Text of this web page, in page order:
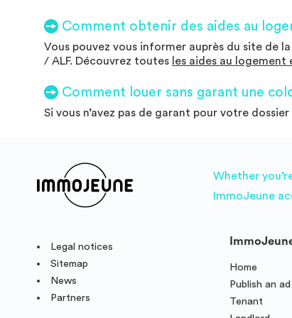
Comment obtenir des aides au
Vous pouvez vous informer auprès du site de
/ ALF. Découvrez toutes les aides au logement
Comment louer sans garant une
Si vous n’avez pas de garant pour votre
Whether
ImmoJeune
Legal notices
Sitemap
News
Partners
Home
Publish an ad
Tenant